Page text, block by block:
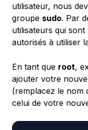
utilisateur, nous
groupe sudo. Par
utilisateurs qui
autorisés à utiliser
En tant que root,
ajouter votre
(remplacez le nom
celui de votre